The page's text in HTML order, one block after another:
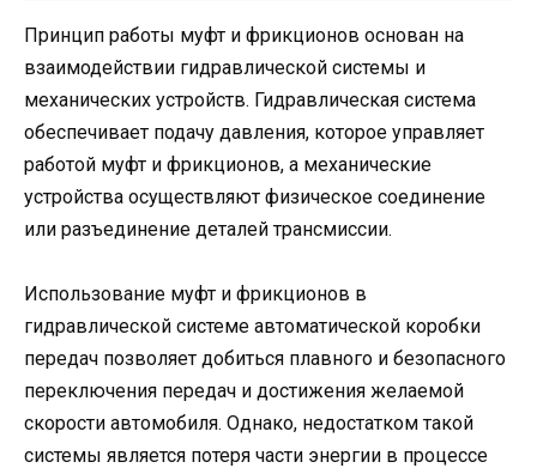
Принцип работы муфт и фрикционов основан на
взаимодействии гидравлической системы и
механических устройств. Гидравлическая система
обеспечивает подачу давления, которое управляет
работой муфт и фрикционов, а механические
устройства осуществляют физическое соединение
или разъединение деталей трансмиссии.
Использование муфт и фрикционов в
гидравлической системе автоматической коробки
передач позволяет добиться плавного и безопасного
переключения передач и достижения желаемой
скорости автомобиля. Однако, недостатком такой
системы является потеря части энергии в процессе